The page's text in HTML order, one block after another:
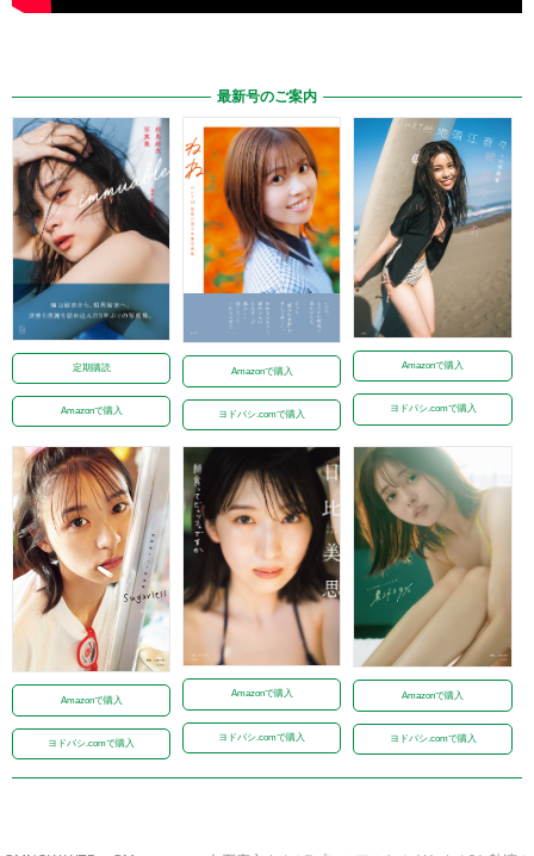
最新号のご案内
定期購読
Amazonで購入
Amazonで購入
ヨドバシ.comで購入
Amazonで購入
ヨドバシ.comで購入
Amazonで購入
ヨドバシ.comで購入
Amazonで購入
ヨドバシ.comで購入
Amazonで購入
ヨドバシ.comで購入